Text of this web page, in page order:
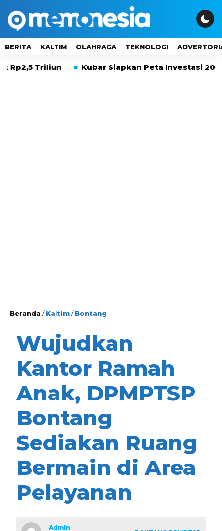
BERITA KALTIM OLAHRAGA TEKNOLOGI
Triliun Kubar Siapkan Peta Investasi 20
Beranda /Kaltim/Bontang
Wujudkan
Kantor Ramah
Anak, DPMPTSP
Bontang
Sediakan Ruang
Bermain di Area
Pelayanan
Admin